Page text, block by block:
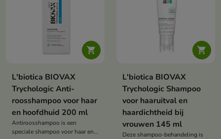

L'biotica BIOVAX
Trychologic Anti-
roosshampoo voor haar
en hoofdhuid 200 ml
Antiroosshampoo is een
speciale shampoo voor haar en

L'biotica BIOVAX
Trychologic Shampoo
voor haaruitval en
haardichtheid bij
vrouwen 145 ml
Deze shampoo-behandeling is